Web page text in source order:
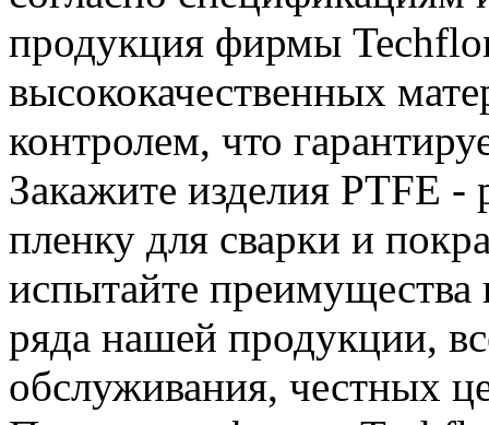
продукция фирмы
высококачественных
контролем, что
Закажите изделия PTFE -
пленку для сварки и
испытайте преимущества
ряда нашей продукции,
обслуживания, честных